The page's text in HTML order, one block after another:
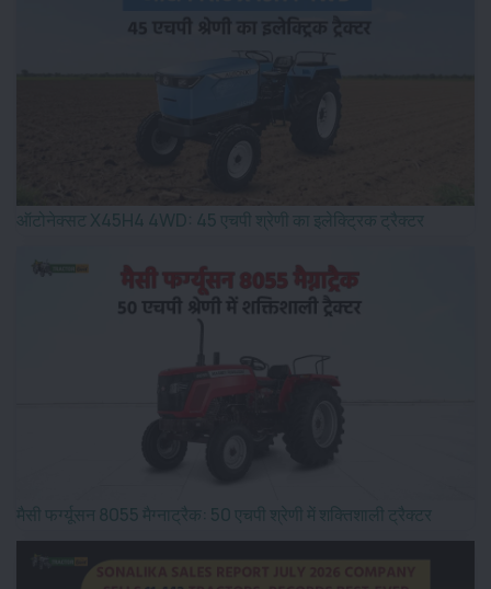
ऑटोनेक्सट X45H4 4WD: 45 एचपी श्रेणी का इलेक्ट्रिक ट्रैक्टर
मैसी फर्ग्यूसन 8055 मैग्नाट्रैक: 50 एचपी श्रेणी में शक्तिशाली ट्रैक्टर